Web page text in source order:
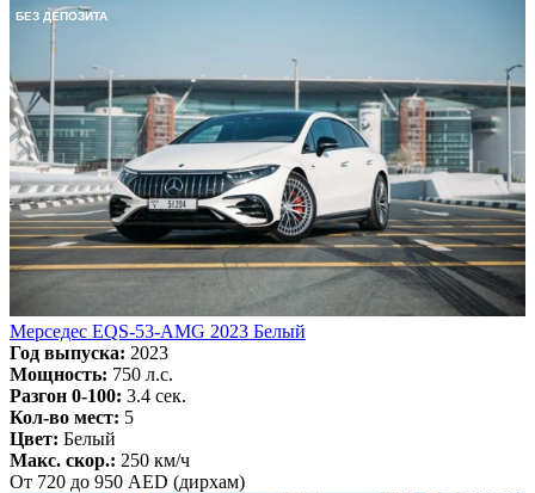
БЕЗ ДЕПОЗИТА
Мерседес EQS-53-AMG 2023 Белый
Год выпуска: 2023
Мощность: 750 л.с.
Разгон 0-100: 3.4 сек.
Кол-во мест: 5
Цвет: Белый
Макс. скор.: 250 км/ч
От 720 до 950 AED (дирхам)